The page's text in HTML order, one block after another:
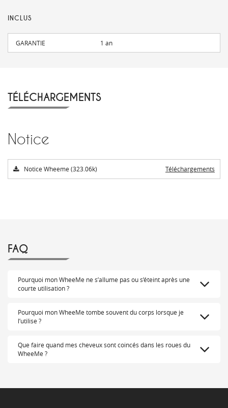
INCLUS
GARANTIE 1 an
TÉLÉCHARGEMENTS
Notice
Notice Wheeme (323.06k) Téléchargements
FAQ
Pourquoi mon WheeMe ne s’allume pas ou s’éteint après une
courte utilisation ?
Pourquoi mon WheeMe tombe souvent du corps lorsque je
l’utilise ?
Que faire quand mes cheveux sont coincés dans les roues du
WheeMe ?